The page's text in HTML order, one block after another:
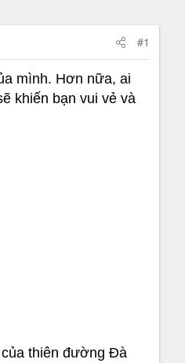
#1
mình. Hơn nữa, ai
khiến bạn vui vẻ và
thiên đường Đà